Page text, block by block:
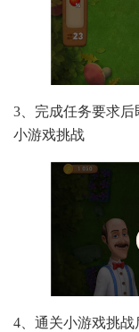
3、完成任务要求
小游戏挑战
4、通关小游戏挑